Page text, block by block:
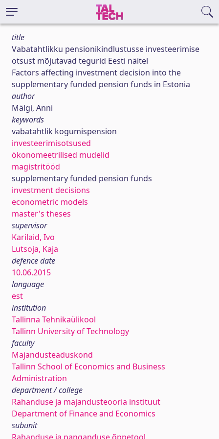
title
Vabatahtlikku pensionikindlustusse investeerimise
otsust mõjutavad tegurid Eesti näitel
Factors affecting investment decision into the
supplementary funded pension funds in Estonia
author
Mälgi, Anni
keywords
vabatahtlik kogumispension
investeerimisotsused
ökonomeetrilised mudelid
magistritööd
supplementary funded pension funds
investment decisions
econometric models
master's theses
supervisor
Karilaid, Ivo
Lutsoja, Kaja
defence date
10.06.2015
language
est
institution
Tallinna Tehnikaülikool
Tallinn University of Technology
faculty
Majandusteaduskond
Tallinn School of Economics and Business
Administration
department / college
Rahanduse ja majandusteooria instituut
Department of Finance and Economics
subunit